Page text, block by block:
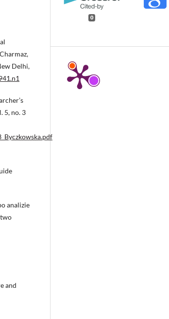
Delhi,
5, no. 3
analizie
and
0